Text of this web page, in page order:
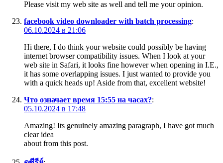
Please visit my web site as well and tell me your opinion.
facebook video downloader with batch processing:
06.10.2024 в 21:06
Hi there, I do think your website could possibly be having
internet browser compatibility issues. When I look at your
web site in Safari, it looks fine however when opening in I.E.,
it has some overlapping issues. I just wanted to provide you
with a quick heads up! Aside from that, excellent website!
Что означает время 15:55 на часах?:
05.10.2024 в 17:48
Amazing! Its genuinely amazing paragraph, I have got much
clear idea
about from this post.